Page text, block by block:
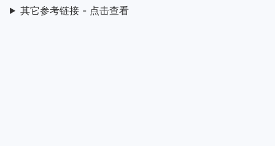
其它参考链接 - 点击查看